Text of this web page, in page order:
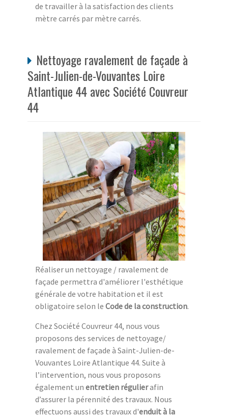
de travailler à la satisfaction des clients
mètre carrés par mètre carrés.
Nettoyage ravalement de façade à
Saint-Julien-de-Vouvantes Loire
Atlantique 44 avec Société Couvreur
44
Réaliser un nettoyage / ravalement de
façade permettra d'améliorer l'esthétique
générale de votre habitation et il est
obligatoire selon le Code de la construction.
Chez Société Couvreur 44, nous vous
proposons des services de nettoyage/
ravalement de façade à Saint-Julien-de-
Vouvantes Loire Atlantique 44. Suite à
l’intervention, nous vous proposons
également un entretien régulierafin
d’assurer la pérennité des travaux. Nous
effectuons aussi des travaux d'enduit à la